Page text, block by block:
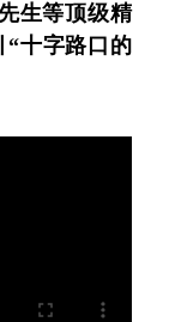
生等顶级精
“十字路口的